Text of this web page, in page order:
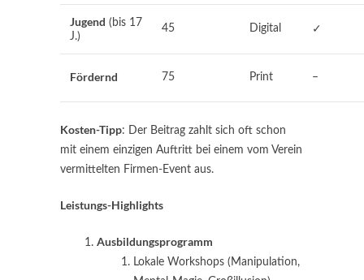
Jugend (bis 17
J.)
45 Digital ✓
Fördernd 75 Print –
Kosten-Tipp: Der Beitrag zahlt sich oft schon
mit einem einzigen Auftritt bei einem vom Verein
vermittelten Firmen-Event aus.
Leistungs-Highlights
Ausbildungsprogramm
Lokale Workshops (Manipulation,